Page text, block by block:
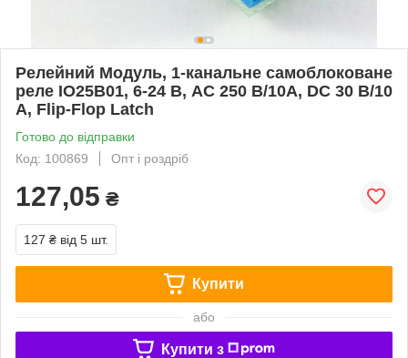
Релейний Модуль, 1-канальне самоблоковане
реле IO25B01, 6-24 В, AC 250 В/10A, DC 30 В/10
A, Flip-Flop Latch
Готово до відправки
Код: 100869
Опт і роздріб
127,05 ₴
127 ₴ від 5 шт.
Купити
або
Купити з